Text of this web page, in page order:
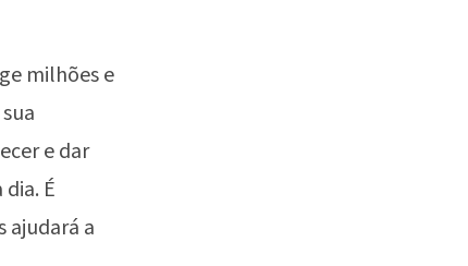
milhões e
e dar
É
ajudará a